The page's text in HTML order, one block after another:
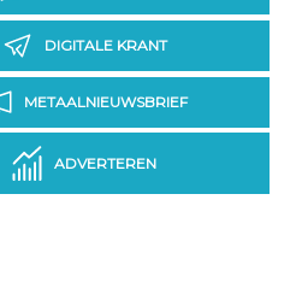
DIGITALE KRANT
METAALNIEUWSBRIEF
ADVERTEREN